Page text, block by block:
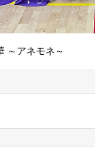
～アネモネ～